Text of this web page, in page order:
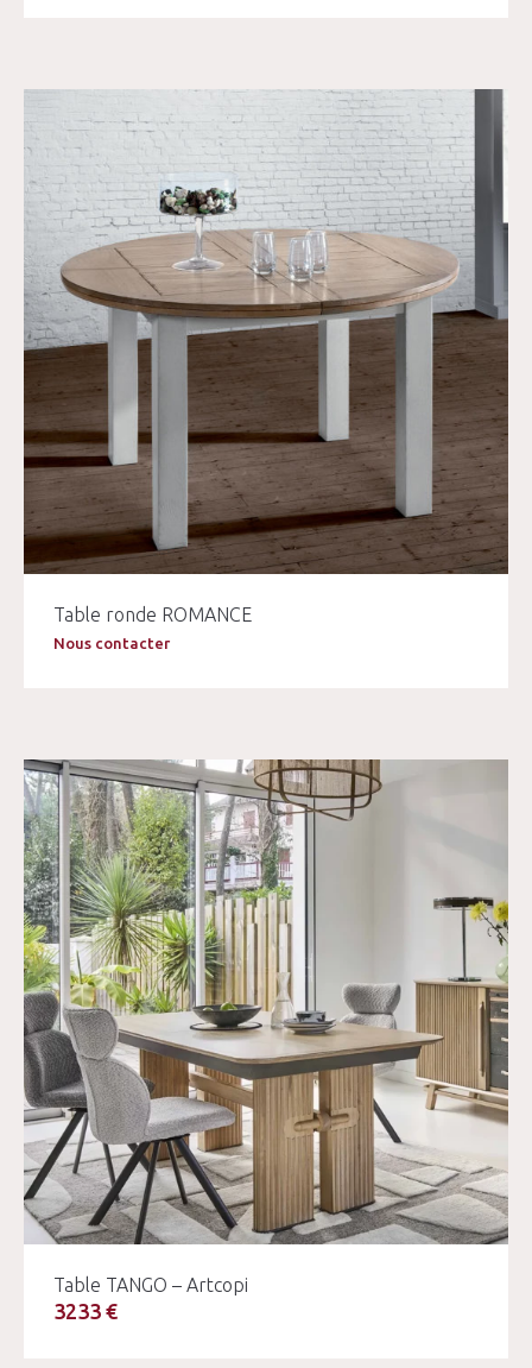
Table ronde ROMANCE
Nous contacter
Table TANGO – Artcopi
3233 €